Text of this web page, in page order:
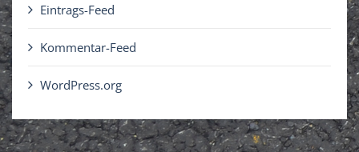
Eintrags-Feed
Kommentar-Feed
WordPress.org